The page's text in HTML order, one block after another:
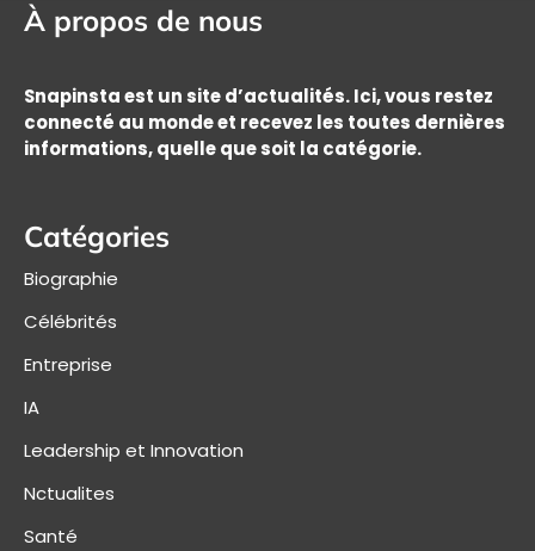
À propos de nous
Snapinsta est un site d’actualités. Ici, vous restez
connecté au monde et recevez les toutes dernières
informations, quelle que soit la catégorie.
Catégories
Biographie
Célébrités
Entreprise
IA
Leadership et Innovation
Nctualites
Santé